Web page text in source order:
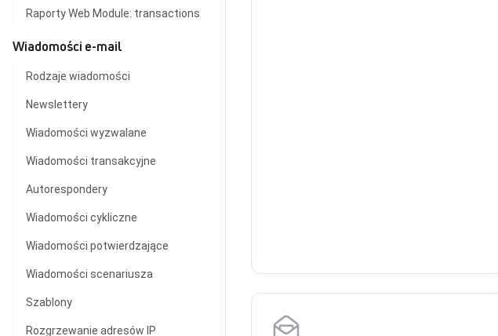
Raporty Web Module: transactions
Wiadomości e-mail
Rodzaje wiadomości
Newslettery
Wiadomości wyzwalane
Wiadomości transakcyjne
Autorespondery
Wiadomości cykliczne
Wiadomości potwierdzające
Wiadomości scenariusza
Szablony
Rozgrzewanie adresów IP